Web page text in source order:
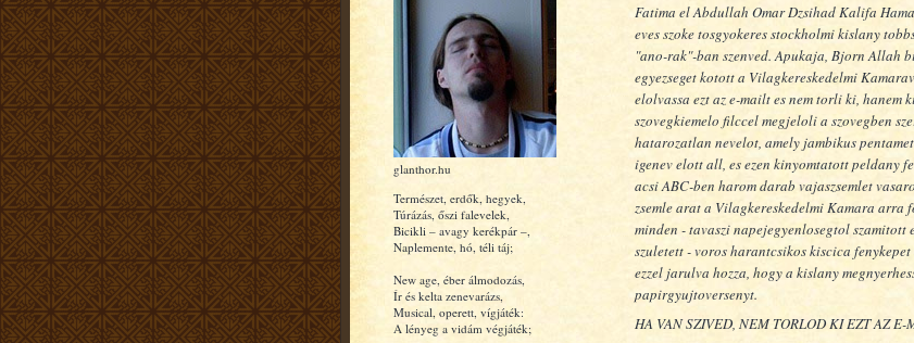
glanthor.hu
Természet, erdők, hegyek,
Túrázás, őszi falevelek,
Bicikli – avagy kerékpár –,
Naplemente, hó, téli táj;
New age, éber álmodozás,
Ír és kelta zenevarázs,
Musical, operett, vígjáték:
A lényeg a vidám végjáték;
Fatima el Abdullah Omar Dzsihad Kalifa
eves szoke tosgyokeres stockholmi kislany
"ano-rak"-ban szenved. Apukaja, Bjorn Allah
egyezseget kotott a Vilagkereskedelmi
elolvassa ezt az e-mailt es nem torli ki, hanem
szovegkiemelo filccel megjeloli a szovegben
hatarozatlan nevelot, amely jambikus
igenev elott all, es ezen kinyomtatott peldany
acsi ABC-ben harom darab vajaszsemlet
zsemle arat a Vilagkereskedelmi Kamara
minden - tavaszi napejegyenlosegtol szamitott
szuletett - voros harantcsikos kiscica
ezzel jarulva hozza, hogy a kislany
papirgyujtoversenyt.
HA VAN SZIVED, NEM TORLOD KI EZT AZ